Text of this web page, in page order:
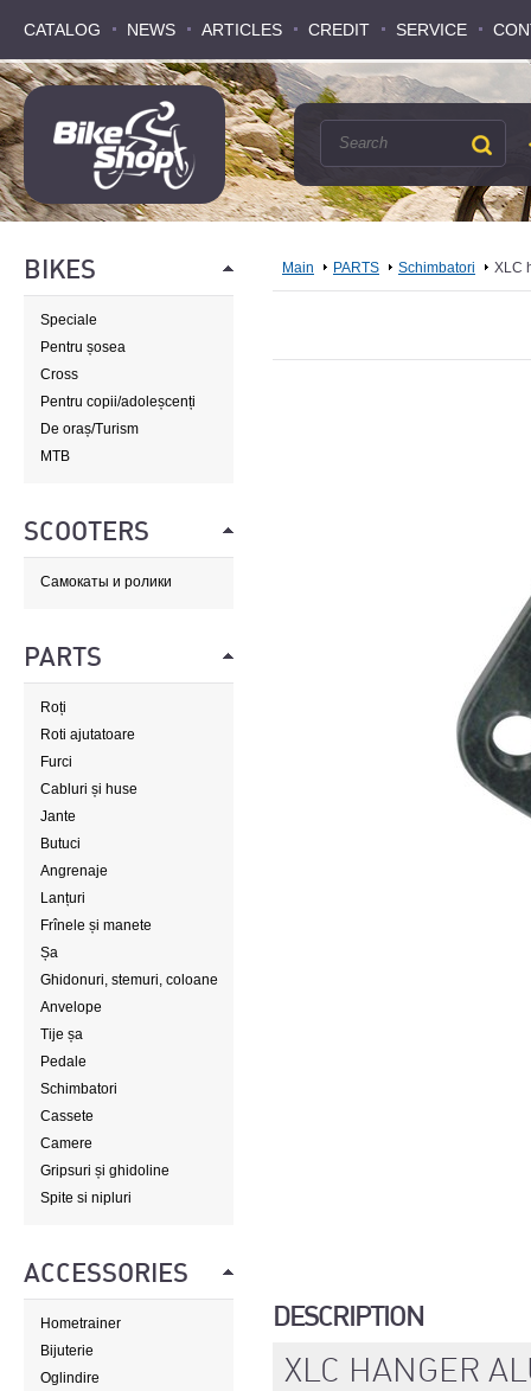
CATALOG NEWS ARTICLES CREDIT SERVICE
CATALOG NEWS ARTICLES CREDIT SERVICE
BIKES
Speciale
Pentru șosea
Cross
Pentru copii/adoleșcenți
De oraș/Turism
MTB
SCOOTERS
Самокаты и ролики
PARTS
Roți
Roti ajutatoare
Furci
Cabluri și huse
Jante
Butuci
Angrenaje
Lanțuri
Frînele și manete
Șa
Ghidonuri, stemuri, coloane
de direcție
Anvelope
Tije șa
Pedale
Schimbatori
Cassete
Camere
Gripsuri și ghidoline
Spite si nipluri
ACCESSORIES
Hometrainer
Bijuterie
Oglindire
Main PARTS Schimbatori XLC
DESCRIPTION
XLC HANGER